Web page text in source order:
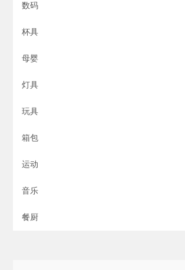
数码
杯具
母婴
灯具
玩具
箱包
运动
音乐
餐厨